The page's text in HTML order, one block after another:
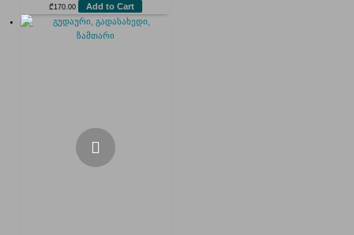
₾ 170.00 Add to Cart